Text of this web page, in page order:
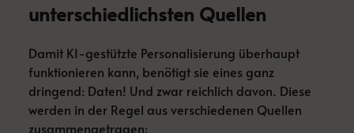
unterschiedlichsten Quellen
Damit KI-gestützte Personalisierung überhaupt
funktionieren kann, benötigt sie eines ganz
dringend: Daten! Und zwar reichlich davon. Diese
werden in der Regel aus verschiedenen Quellen
zusammengetragen: